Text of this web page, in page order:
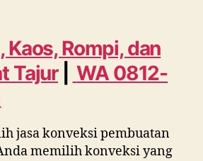
Kaos,
Rompi,
dan
Bordir
WA
0812
Kaos, Rompi, dan
Tajur|
WA 0812-
jasa konveksi pembuatan
memilih konveksi yang